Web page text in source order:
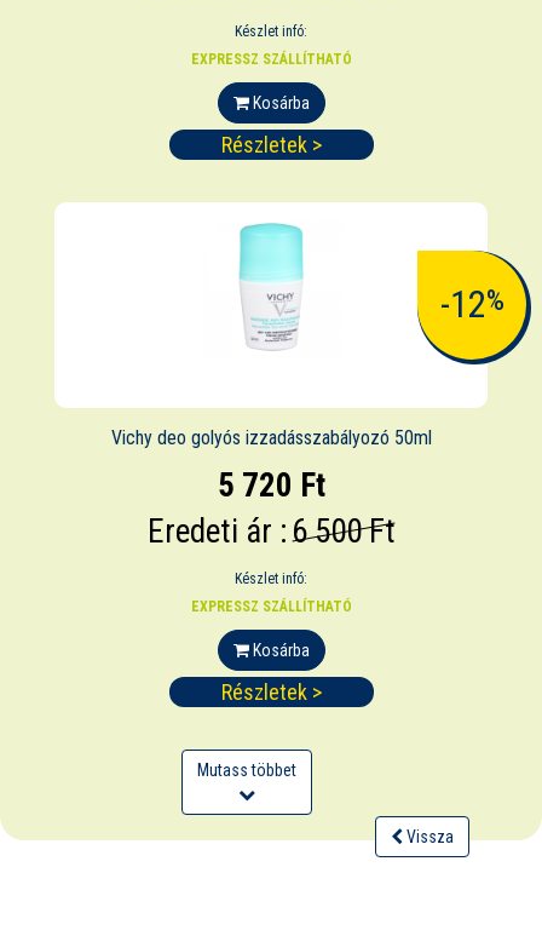
Készlet infó:
EXPRESSZ SZÁLLÍTHATÓ
Kosárba
Részletek >
-12%
Vichy deo golyós izzadásszabályozó 50ml
5 720 Ft
Eredeti ár :6 500 Ft
Készlet infó:
EXPRESSZ SZÁLLÍTHATÓ
Kosárba
Részletek >
Mutass többet
Vissza